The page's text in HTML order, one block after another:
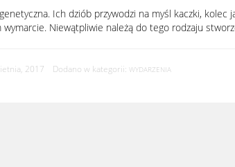
Ich dziób przywodzi na myśl kaczki,
Niewątpliwie należą do tego rodzaju
2017 Dodano w kategorii:WYDARZENIA